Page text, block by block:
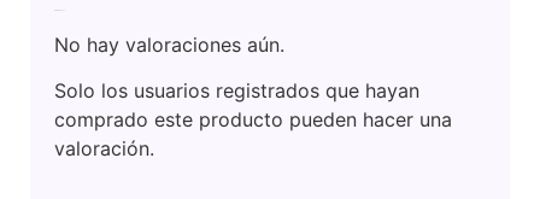
No hay valoraciones aún.
Solo los usuarios registrados que hayan
comprado este producto pueden hacer una
valoración.